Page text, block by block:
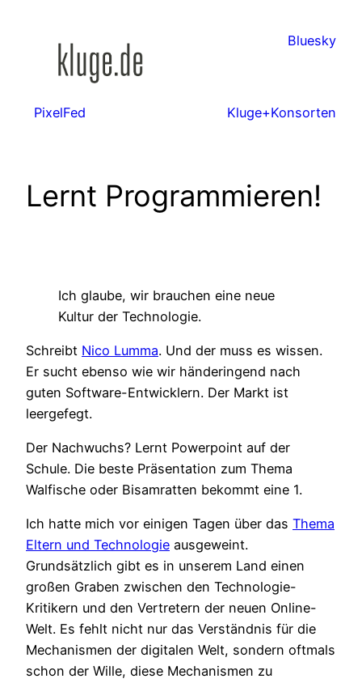
Bluesky
PixelFed Kluge+Konsorten
Lernt Programmieren!
Ich glaube, wir brauchen eine neue
Kultur der Technologie.
Schreibt Nico Lumma. Und der muss es wissen.
Er sucht ebenso wie wir händeringend nach
guten Software-Entwicklern. Der Markt ist
leergefegt.
Der Nachwuchs? Lernt Powerpoint auf der
Schule. Die beste Präsentation zum Thema
Walfische oder Bisamratten bekommt eine 1.
Ich hatte mich vor einigen Tagen über das Thema
Eltern und Technologie ausgeweint.
Grundsätzlich gibt es in unserem Land einen
großen Graben zwischen den Technologie-
Kritikern und den Vertretern der neuen Online-
Welt. Es fehlt nicht nur das Verständnis für die
Mechanismen der digitalen Welt, sondern oftmals
schon der Wille, diese Mechanismen zu